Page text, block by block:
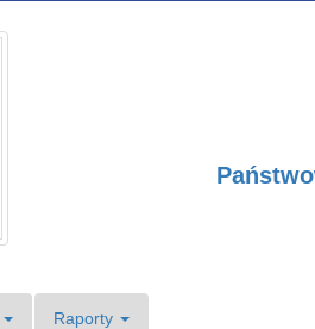
Raporty